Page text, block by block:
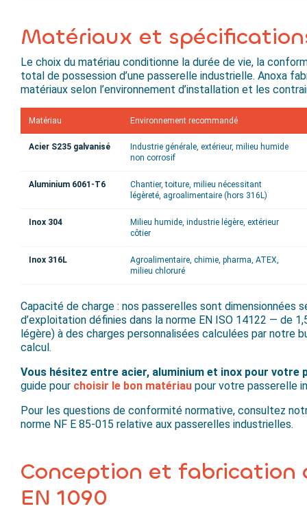
Matériaux et
Le choix du matériau conditionne la durée de vie, la
total de possession d’une passerelle industrielle. Anoxa
matériaux selon l’environnement d’installation et les
Matériau Environnement recommandé
Acier S235 galvanisé
Industrie générale, extérieur, milieu humide
non corrosif
Aluminium 6061-T6
Chantier, toiture, milieu nécessitant
légèreté, agroalimentaire (hors 316L)
Inox 304
Milieu humide, industrie légère, extérieur
côtier
Inox 316L
Agroalimentaire, chimie, pharma, ATEX,
milieu chloruré
Capacité de charge : nos passerelles sont dimensionnées
d’exploitation définies dans la norme EN ISO 14122 — de
légère) à des charges personnalisées calculées par notre
calcul.
Vous hésitez entre acier, aluminium et inox pour votre
guide pour choisir le bon matériau pour votre passerelle
Pour les questions de conformité normative, consultez
norme NF E 85-015 relative aux passerelles industrielles.
Conception et fabrication
EN 1090